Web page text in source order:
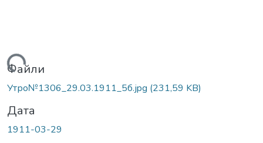
Вантажиться...
Файли
Утро№1306_29.03.1911_5б.jpg (231,59 KB)
Дата
1911-03-29